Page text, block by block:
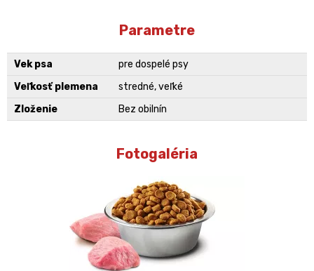
Parametre
Vek psa
pre dospelé psy
Veľkosť plemena
stredné, veľké
Zloženie
Bez obilnín
Fotogaléria